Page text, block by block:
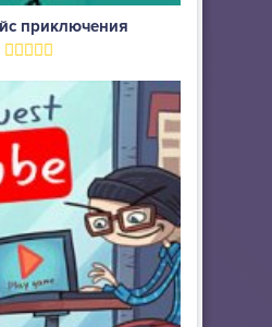
приключения